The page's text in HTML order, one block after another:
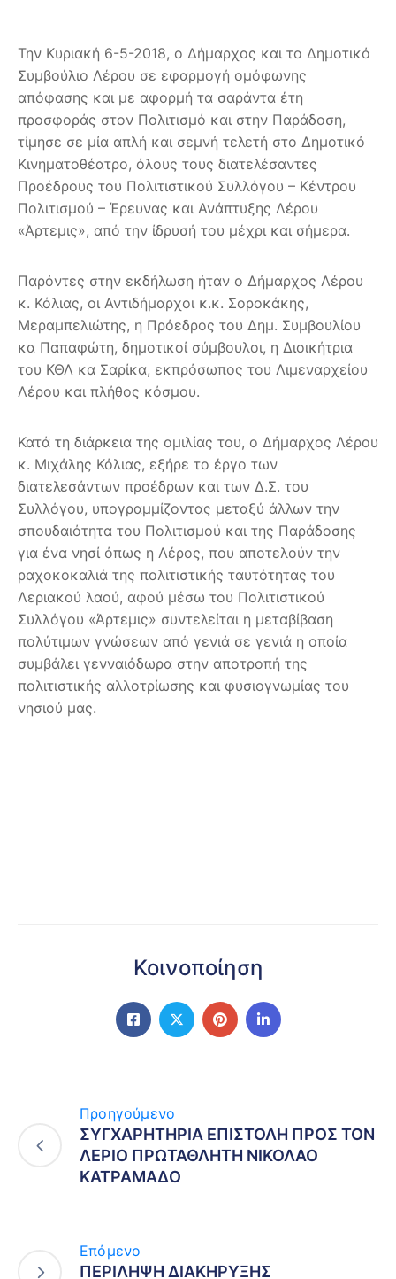
Την Κυριακή 6-5-2018, ο Δήμαρχος και το Δημοτικό
Συμβούλιο Λέρου σε εφαρμογή ομόφωνης
απόφασης και με αφορμή τα σαράντα έτη
προσφοράς στον Πολιτισμό και στην Παράδοση,
τίμησε σε μία απλή και σεμνή τελετή στο Δημοτικό
Κινηματοθέατρο, όλους τους διατελέσαντες
Προέδρους του Πολιτιστικού Συλλόγου – Κέντρου
Πολιτισμού – Έρευνας και Ανάπτυξης Λέρου
«Άρτεμις», από την ίδρυσή του μέχρι και σήμερα.
Παρόντες στην εκδήλωση ήταν ο Δήμαρχος Λέρου
κ. Κόλιας, οι Αντιδήμαρχοι κ.κ. Σοροκάκης,
Μεραμπελιώτης, η Πρόεδρος του Δημ. Συμβουλίου
κα Παπαφώτη, δημοτικοί σύμβουλοι, η Διοικήτρια
του ΚΘΛ κα Σαρίκα, εκπρόσωπος του Λιμεναρχείου
Λέρου και πλήθος κόσμου.
Κατά τη διάρκεια της ομιλίας του, ο Δήμαρχος Λέρου
κ. Μιχάλης Κόλιας, εξήρε το έργο των
διατελεσάντων προέδρων και των Δ.Σ. του
Συλλόγου, υπογραμμίζοντας μεταξύ άλλων την
σπουδαιότητα του Πολιτισμού και της Παράδοσης
για ένα νησί όπως η Λέρος, που αποτελούν την
ραχοκοκαλιά της πολιτιστικής ταυτότητας του
Λεριακού λαού, αφού μέσω του Πολιτιστικού
Συλλόγου «Άρτεμις» συντελείται η μεταβίβαση
πολύτιμων γνώσεων από γενιά σε γενιά η οποία
συμβάλει γενναιόδωρα στην αποτροπή της
πολιτιστικής αλλοτρίωσης και φυσιογνωμίας του
νησιού μας.
Κοινοποίηση
Προηγούμενο
ΣΥΓΧΑΡΗΤΗΡΙΑ ΕΠΙΣΤΟΛΗ ΠΡΟΣ ΤΟΝ
ΛΕΡΙΟ ΠΡΩΤΑΘΛΗΤΗ ΝΙΚΟΛΑΟ
ΚΑΤΡΑΜΑΔΟ
Επόμενο
ΠΕΡΙΛΗΨΗ ΔΙΑΚΗΡΥΞΗΣ